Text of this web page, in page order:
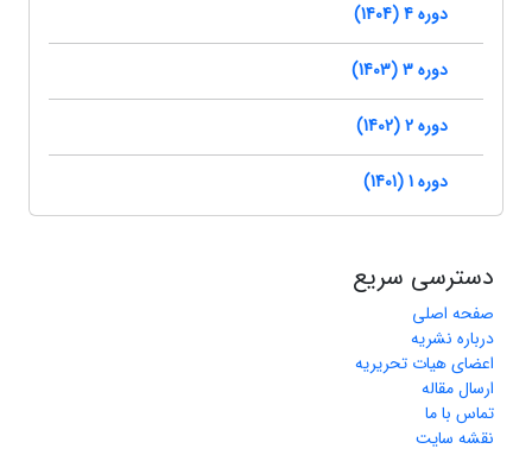
دوره 4 (1404)
دوره 3 (1403)
دوره 2 (1402)
دوره 1 (1401)
دسترسی سریع
صفحه اصلی
درباره نشریه
اعضای هیات تحریریه
ارسال مقاله
تماس با ما
نقشه سایت